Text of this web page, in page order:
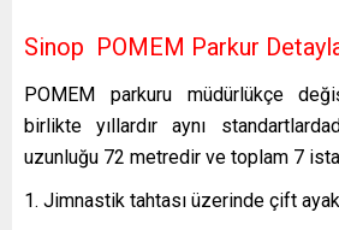
Sinop POMEM Parkur
POMEM parkuru müdürlükçe
birlikte yıllardır aynı
uzunluğu 72 metredir ve toplam 7
Jimnastik tahtası üzerinde çift